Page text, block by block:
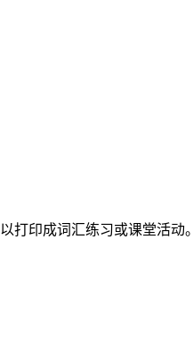
打印成词汇练习或课堂活动。